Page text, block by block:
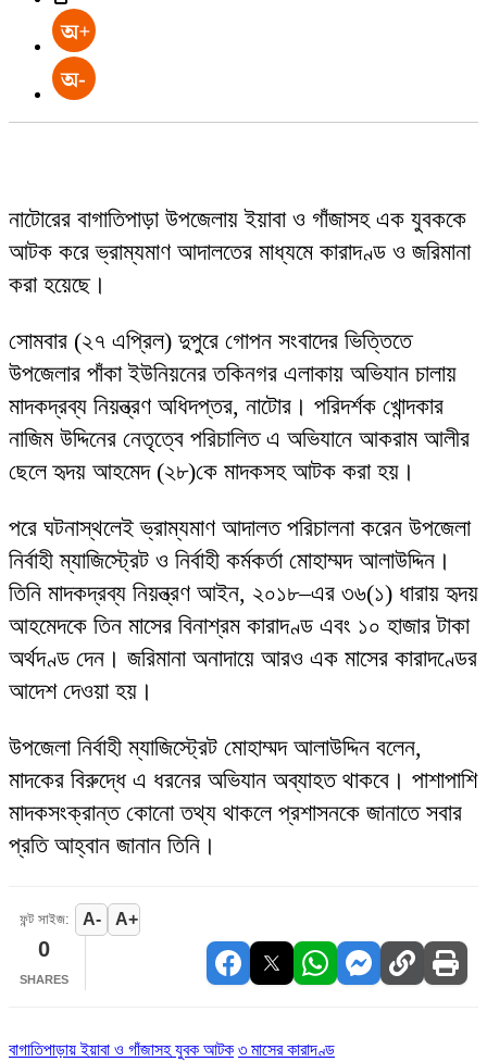
নাটোরের বাগাতিপাড়াউপজেলায় ইয়াবা ও গাঁজাসহ এক যুবককে
আটক করে ভ্রাম্যমাণ আদালতের মাধ্যমে কারাদণ্ড ও জরিমানা
করা হয়েছে।
সোমবার (২৭ এপ্রিল) দুপুরে গোপন সংবাদের ভিত্তিতে
উপজেলার পাঁকা ইউনিয়নের তকিনগর এলাকায় অভিযান চালায়
মাদকদ্রব্য নিয়ন্ত্রণ অধিদপ্তর, নাটোর । পরিদর্শক খোন্দকার
নাজিম উদ্দিনের নেতৃত্বে পরিচালিত এ অভিযানে আকরাম আলীর
ছেলে হৃদয় আহমেদ (২৮)কে মাদকসহ আটক করা হয়।
পরে ঘটনাস্থলেই ভ্রাম্যমাণ আদালত পরিচালনা করেন উপজেলা
নির্বাহী ম্যাজিস্ট্রেট ও নির্বাহী কর্মকর্তা মোহাম্মদ আলাউদ্দিন।
তিনি মাদকদ্রব্য নিয়ন্ত্রণ আইন, ২০১৮–এর ৩৬(১) ধারায় হৃদয়
আহমেদকে তিন মাসের বিনাশ্রম কারাদণ্ড এবং ১০ হাজার টাকা
অর্থদণ্ড দেন। জরিমানা অনাদায়ে আরও এক মাসের কারাদণ্ডের
আদেশ দেওয়া হয়।
উপজেলা নির্বাহী ম্যাজিস্ট্রেট মোহাম্মদ আলাউদ্দিন বলেন,
মাদকের বিরুদ্ধে এ ধরনের অভিযান অব্যাহত থাকবে। পাশাপাশি
মাদকসংক্রান্ত কোনো তথ্য থাকলে প্রশাসনকে জানাতে সবার
প্রতি আহ্বান জানান তিনি।
ফন্ট সাইজ: A- A+
0
SHARES
বাগাতিপাড়ায় ইয়াবা ও গাঁজাসহ যুবক আটক ৩ মাসের কারাদণ্ড